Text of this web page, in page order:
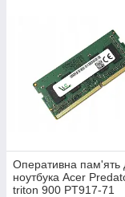
Оперативна пам'ять
ноутбука Acer
triton 900 PT917-71